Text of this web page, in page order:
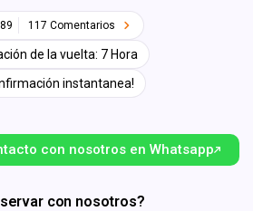
117 Comentarios
de la vuelta: 7 Hora
instantanea!
con nosotros en Whatsapp
con nosotros?